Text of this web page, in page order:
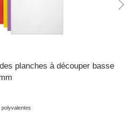
planches à découper basse
polyvalentes